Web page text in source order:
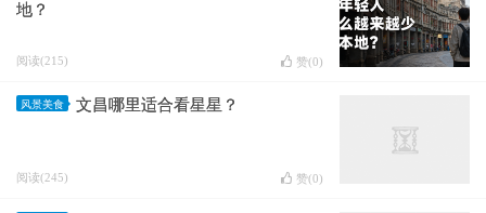
地？
阅读(215) 赞(0)
风景美食 文昌哪里适合看星星？
阅读(245) 赞(0)